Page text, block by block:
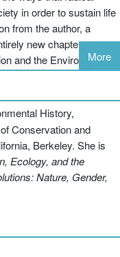
in order to sustain life
from the author, a
new chapters on
and the Environment.
More
History,
Conservation and
Berkeley. She is
Ecology, and the
Nature, Gender,